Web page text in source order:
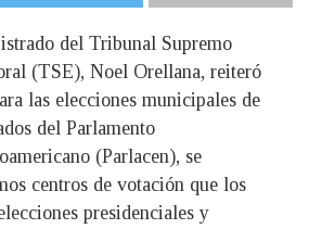
del Tribunal Supremo
(TSE), Noel Orellana, reiteró
las elecciones municipales de
del Parlamento
(Parlacen), se
centros de votación que los
presidenciales y